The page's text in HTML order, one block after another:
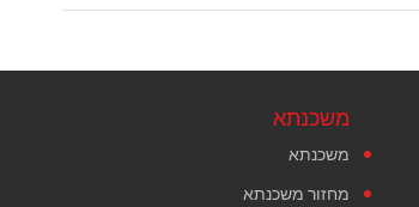
משכנתא
משכנתא
מחזור משכנתא